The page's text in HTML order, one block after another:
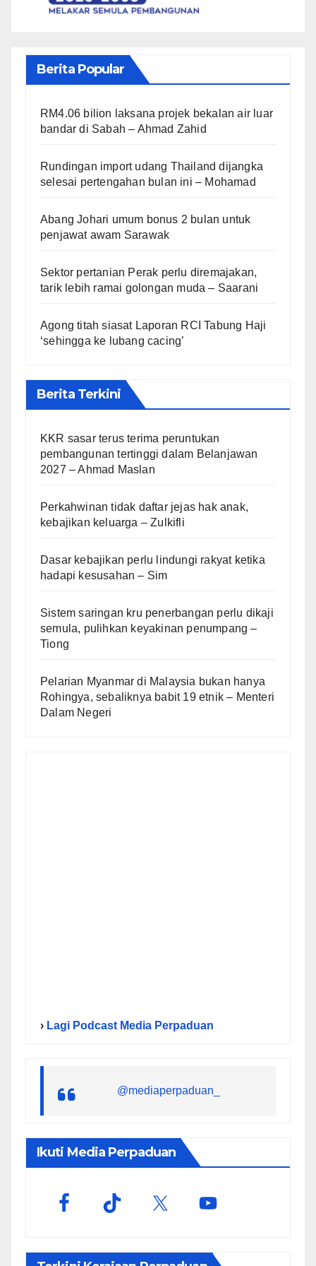
Berita Popular
RM4.06 bilion laksana projek bekalan air luar
bandar di Sabah – Ahmad Zahid
Rundingan import udang Thailand dijangka
selesai pertengahan bulan ini – Mohamad
Abang Johari umum bonus 2 bulan untuk
penjawat awam Sarawak
Sektor pertanian Perak perlu diremajakan,
tarik lebih ramai golongan muda – Saarani
Agong titah siasat Laporan RCI Tabung Haji
‘sehingga ke lubang cacing’
Berita Terkini
KKR sasar terus terima peruntukan
pembangunan tertinggi dalam Belanjawan
2027 – Ahmad Maslan
Perkahwinan tidak daftar jejas hak anak,
kebajikan keluarga – Zulkifli
Dasar kebajikan perlu lindungi rakyat ketika
hadapi kesusahan – Sim
Sistem saringan kru penerbangan perlu dikaji
semula, pulihkan keyakinan penumpang –
Tiong
Pelarian Myanmar di Malaysia bukan hanya
Rohingya, sebaliknya babit 19 etnik – Menteri
Dalam Negeri
› Lagi Podcast Media Perpaduan
@mediaperpaduan_
Ikuti Media Perpaduan